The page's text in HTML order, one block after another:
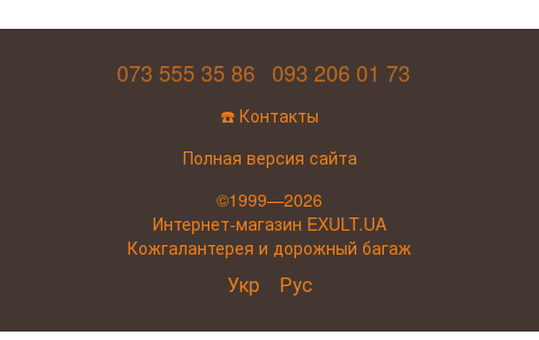
073 555 35 86 093 206 01 73
☎️ Контакты
Полная версия сайта
©1999—2026
Интернет-магазин EXULT.UA
Кожгалантерея и дорожный багаж
Укр Рус